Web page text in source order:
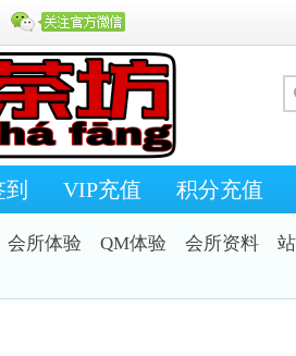
VIP充值 积分充值
会所体验 QM体验 会所资料